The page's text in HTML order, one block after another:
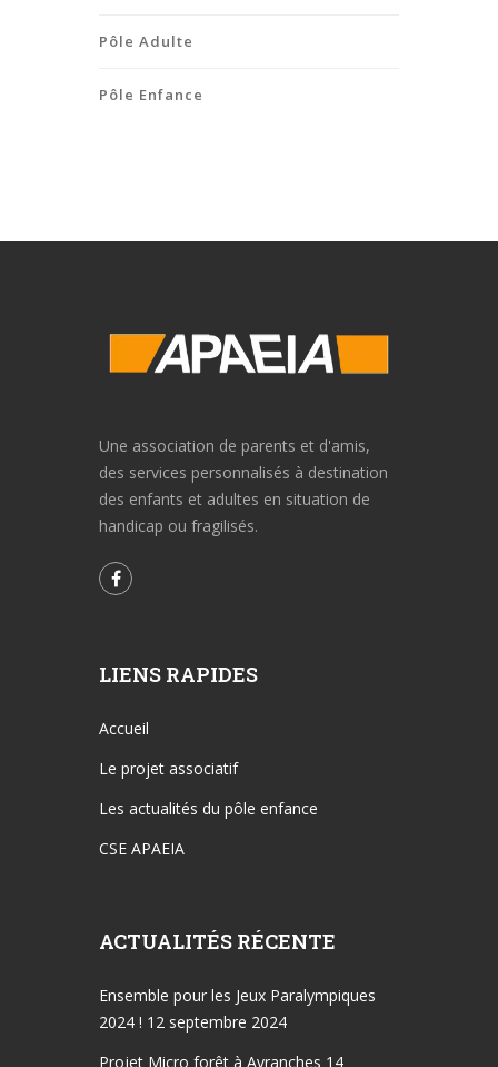
Pôle Adulte
Pôle Enfance
Une association de parents et d'amis,
des services personnalisés à destination
des enfants et adultes en situation de
handicap ou fragilisés.
LIENS RAPIDES
Accueil
Le projet associatif
Les actualités du pôle enfance
CSE APAEIA
ACTUALITÉS RÉCENTE
Ensemble pour les Jeux Paralympiques
2024 ! 12 septembre 2024
Projet Micro forêt à Avranches 14